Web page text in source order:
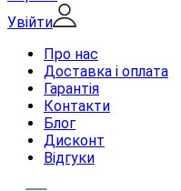
Увійти
Про нас
Доставка і оплата
Гарантія
Контакти
Блог
Дисконт
Відгуки